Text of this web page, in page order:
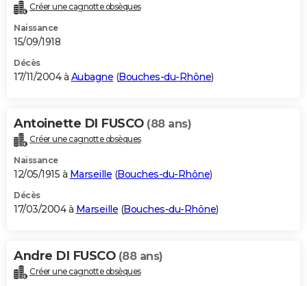
Créer une cagnotte obsèques
Naissance
15/09/1918
Décès
17/11/2004 à Aubagne (Bouches-du-Rhône)
Antoinette DI FUSCO (88 ans)
Créer une cagnotte obsèques
Naissance
12/05/1915 à Marseille (Bouches-du-Rhône)
Décès
17/03/2004 à Marseille (Bouches-du-Rhône)
Andre DI FUSCO (88 ans)
Créer une cagnotte obsèques